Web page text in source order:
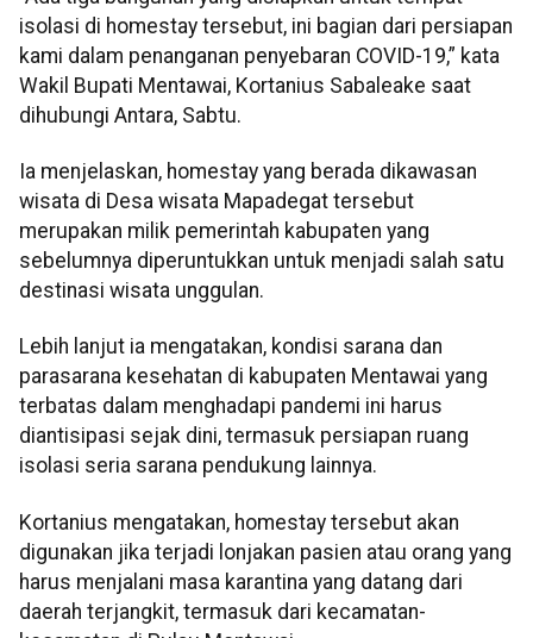
isolasi di homestay tersebut, ini bagian dari persiapan
kami dalam penanganan penyebaran COVID-19,” kata
Wakil Bupati Mentawai, Kortanius Sabaleake saat
dihubungi Antara, Sabtu.
Ia menjelaskan, homestay yang berada dikawasan
wisata di Desa wisata Mapadegat tersebut
merupakan milik pemerintah kabupaten yang
sebelumnya diperuntukkan untuk menjadi salah satu
destinasi wisata unggulan.
Lebih lanjut ia mengatakan, kondisi sarana dan
parasarana kesehatan di kabupaten Mentawai yang
terbatas dalam menghadapi pandemi ini harus
diantisipasi sejak dini, termasuk persiapan ruang
isolasi seria sarana pendukung lainnya.
Kortanius mengatakan, homestay tersebut akan
digunakan jika terjadi lonjakan pasien atau orang yang
harus menjalani masa karantina yang datang dari
daerah terjangkit, termasuk dari kecamatan-